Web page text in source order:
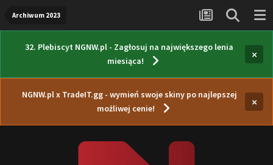
Archiwum 2023
32. Plebiscyt NGNW.pl - Zagłosuj na największego lenia
miesiąca!
×
NGNW.pl x TradeIT.gg - wymień swoje skiny po najlepszej
możliwej cenie!
×